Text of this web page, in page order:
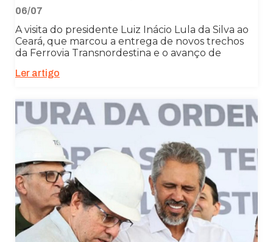
06/07
A visita do presidente Luiz Inácio Lula da Silva ao
Ceará, que marcou a entrega de novos trechos
da Ferrovia Transnordestina e o avanço de
Ler artigo